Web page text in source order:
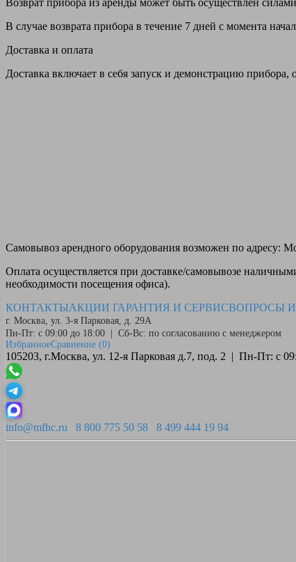
Возврат прибора из аренды может быть осуществлен
В случае возврата прибора в течение 7 дней с момента
Доставка и оплата
Доставка включает в себя запуск и демонстрацию
Самовывоз арендного оборудования возможен по адресу:
Оплата осуществляется при доставке/самовывозе
необходимости посещения офиса).
КОНТАКТЫАКЦИИ ГАРАНТИЯ И СЕРВИСВОПРОСЫ
г. Москва, ул. 3-я Парковая, д. 29А
Пн-Пт: с 09:00 до 18:00 | Сб-Вс: по согласованию с менеджером
ИзбранноеСравнение (0)
105203, г.Москва, ул. 12-я Парковая д.7, под. 2 | Пн-Пт: с
info@mfhc.ru 8 800 775 50 58 8 499 444 19 94